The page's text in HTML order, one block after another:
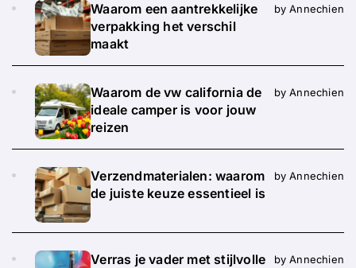
Waarom een aantrekkelijke
verpakking het verschil
maakt
by Annechien
Waarom de vw california de
ideale camper is voor jouw
reizen
by Annechien
Verzendmaterialen: waarom
de juiste keuze essentieel is
by Annechien
Verras je vader met stijlvolle
by Annechien